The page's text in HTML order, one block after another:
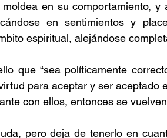
en su comportamiento, y
en sentimientos y
espiritual, alejándose
que “sea políticamente
para aceptar y ser aceptado
con ellos, entonces se
pero deja de tenerlo en